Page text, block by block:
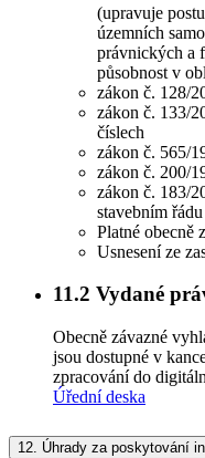
(upravuje
územních
právnických a
působnost v
zákon č. 128/
zákon č. 133/
číslech
zákon č. 565/
zákon č. 200/
zákon č. 183/
stavebním
Platné obecně
Usnesení ze
11.2 Vydané
Obecně závazné
jsou dostupné v
zpracování do
Úřední deska
12. Úhrady za poskytování